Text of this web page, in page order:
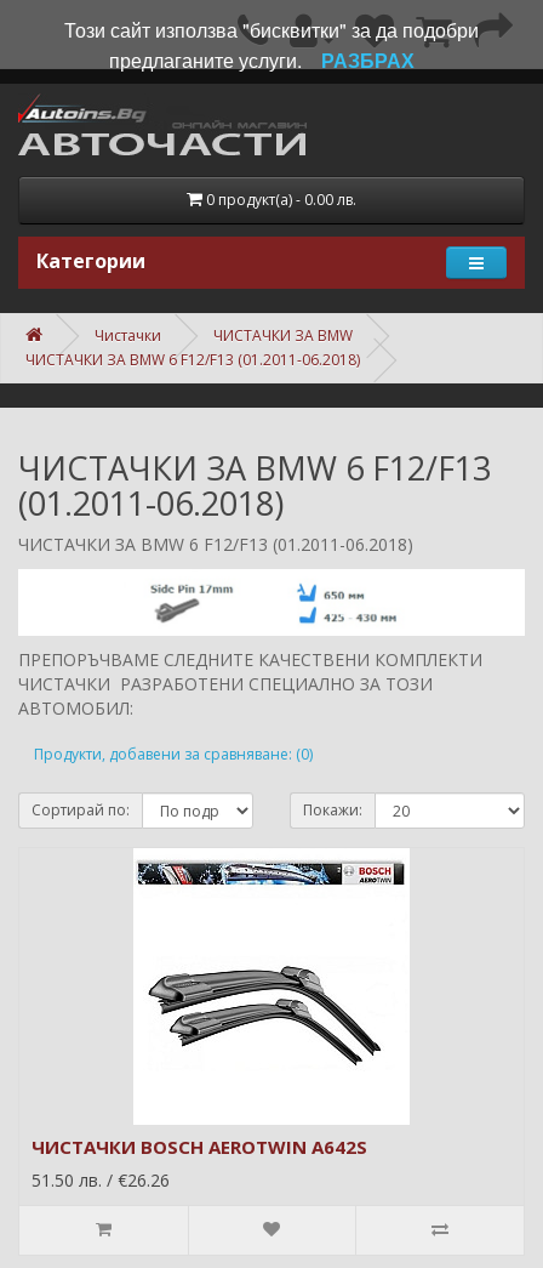
0 продукт(а) - 0.00 лв.
Категории
Чистачки
ЧИСТАЧКИ ЗА BMW
ЧИСТАЧКИ ЗА BMW 6 F12/F13 (01.2011-06.2018)
ЧИСТАЧКИ ЗА BMW 6 F12/F13
(01.2011-06.2018)
ЧИСТАЧКИ ЗА BMW 6 F12/F13 (01.2011-06.2018)
ПРЕПОРЪЧВАМЕ СЛЕДНИТЕ КАЧЕСТВЕНИ КОМПЛЕКТИ
ЧИСТАЧКИ РАЗРАБОТЕНИ СПЕЦИАЛНО ЗА ТОЗИ
АВТОМОБИЛ:
Продукти, добавени за сравняване: (0)
Сортирай по: Покажи:
ЧИСТАЧКИ BOSCH AEROTWIN A642S
51.50 лв. / €26.26
Този сайт използва "бисквитки" за да подобри
предлаганите услуги.
РАЗБРАХ